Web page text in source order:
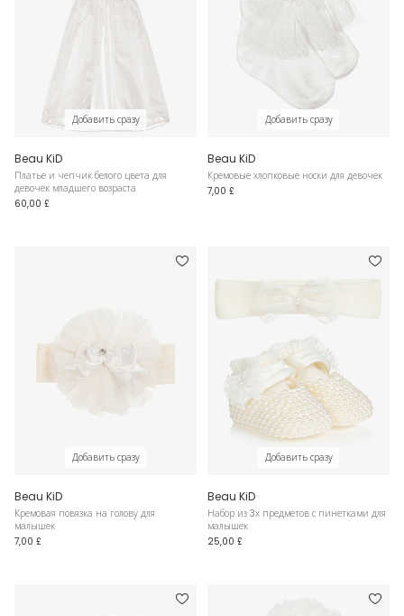
Добавить сразу
Beau KiD
Платье и чепчик белого цвета для
девочек младшего возраста
60,00 £
Добавить сразу
Beau KiD
Кремовые хлопковые носки для девочек
7,00 £
Добавить сразу
Beau KiD
Кремовая повязка на голову для
малышек
7,00 £
Добавить сразу
Beau KiD
Набор из 3х предметов с пинетками для
малышек
25,00 £